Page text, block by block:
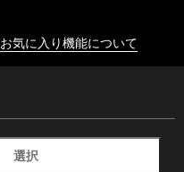
お気に入り機能について
選択